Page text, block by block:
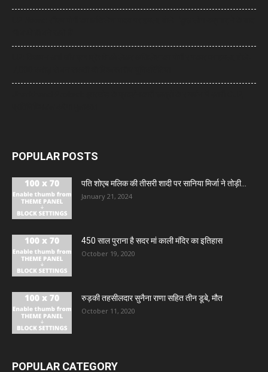
POPULAR POSTS
पति शोएब मलिक की तीसरी शादी पर सानिया मिर्जा ने तोड़ी...
January 21, 2024
450 साल पुराना है सदर मां काली मंदिर का इतिहास
October 19, 2020
रुड़की तहसीलदार सुनैना राणा सहित तीन डूबे, मौत
October 11, 2020
POPULAR CATEGORY